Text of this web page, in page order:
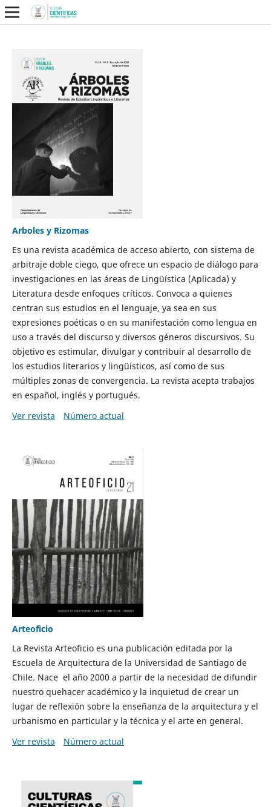
Arboles y Rizomas
Es una revista académica de acceso abierto, con sistema de
arbitraje doble ciego, que ofrece un espacio de diálogo para
investigaciones en las áreas de Lingüística (Aplicada) y
Literatura desde enfoques críticos. Convoca a quienes
centran sus estudios en el lenguaje, ya sea en sus
expresiones poéticas o en su manifestación como lengua en
uso a través del discurso y diversos géneros discursivos. Su
objetivo es estimular, divulgar y contribuir al desarrollo de
los estudios literarios y lingüísticos, así como de sus
múltiples zonas de convergencia. La revista acepta trabajos
en español, inglés y portugués.
Ver revista
Número actual
Arteoficio
La Revista Arteoficio es una publicación editada por la
Escuela de Arquitectura de la Universidad de Santiago de
Chile. Nace el año 2000 a partir de la necesidad de difundir
nuestro quehacer académico y la inquietud de crear un
lugar de reflexión sobre la enseñanza de la arquitectura y el
urbanismo en particular y la técnica y el arte en general.
Ver revista
Número actual